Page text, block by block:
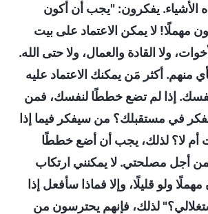
الأشياء. يفكرون: "يجب أن أكون
مهملًا! لا يمكن الاعتماد على بيت
ولا القادة والعمال، ولا حتى الله.
منهم. أكثر مَن يمكنك الاعتماد عليه
نفسك. إذا لم تضع خططًا لنفسك، فمن
في مستقبلك؟ من سيفكر فيما إذا
أم لا؟ لذلك، يجب أن أضع خططًا
أجل مصلحتي. لا يمكنني ارتكاب
ولو قليلًا، وإلا فماذا سأفعل إذا
لذلك، فإنهم يحترسون من